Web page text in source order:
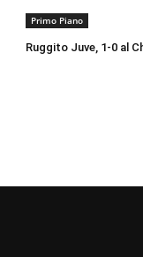
Primo Piano
Ruggito Juve, 1-0 al